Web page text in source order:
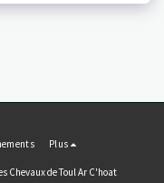
Plus
Chevaux de Toul Ar C'hoat